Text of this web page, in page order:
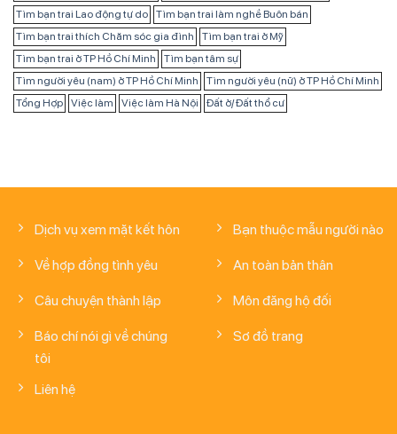
Tìm bạn trai Lao động tự do
Tìm bạn trai làm nghề Buôn bán
Tìm bạn trai thích Chăm sóc gia đình
Tìm bạn trai ở Mỹ
Tìm bạn trai ở TP Hồ Chí Minh
Tìm bạn tâm sự
Tìm người yêu (nam) ở TP Hồ Chí Minh
Tìm người yêu (nữ) ở TP Hồ Chí Minh
Tổng Hợp
Việc làm Việc làm Hà Nội Đất ở/ Đất thổ cư
Dịch vụ xem mặt kết hôn
Về hợp đồng tình yêu
Câu chuyện thành lập
Báo chí nói gì về chúng
tôi
Liên hệ
Bạn thuộc mẫu người nào
An toàn bản thân
Môn đăng hộ đối
Sơ đồ trang